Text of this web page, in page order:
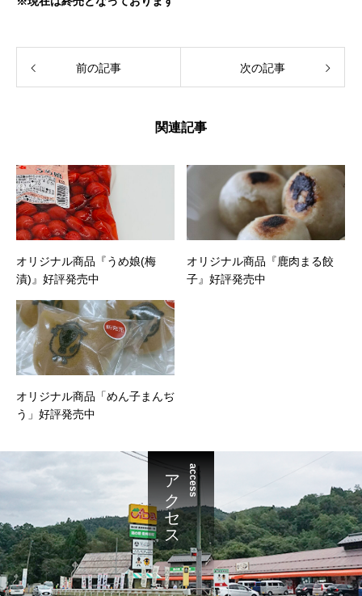
前の記事 次の記事
関連記事
オリジナル商品『うめ娘(梅
漬)』好評発売中
オリジナル商品『鹿肉まる餃
子』好評発売中
オリジナル商品「めん子まんぢ
う」好評発売中
access
アクセス